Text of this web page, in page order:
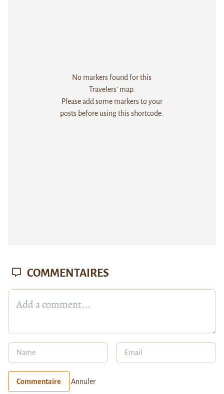
No markers found for this
Travelers' map.
Please add some markers to your
posts before using this shortcode.
COMMENTAIRES
Commentaire Annuler